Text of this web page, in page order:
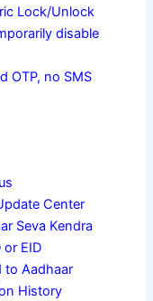
Lock/Unlock
disable
OTP, no SMS
Center
Seva Kendra
EID
to Aadhaar
History